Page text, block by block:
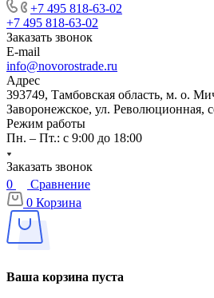
+7 495 818-63-02
+7 495 818-63-02
Заказать звонок
E-mail
info@novorostrade.ru
Адрес
393749, Тамбовская область, м. о.
Заворонежское, ул. Революционная,
Режим работы
Пн. – Пт.: с 9:00 до 18:00
Заказать звонок
0
Сравнение
0 Корзина
Ваша корзина пуста